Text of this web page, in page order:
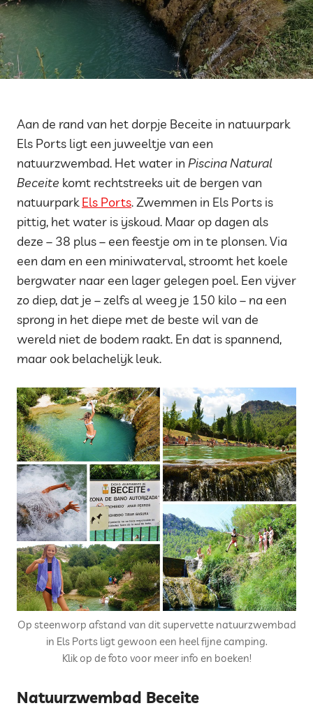
Aan de rand van het dorpje Beceite in natuurpark
Els Ports ligt een juweeltje van een
natuurzwembad. Het water in Piscina Natural
Beceite komt rechtstreeks uit de bergen van
natuurparkEls Ports. Zwemmen in Els Ports is
pittig, het water is ijskoud. Maar op dagen als
deze – 38 plus – een feestje om in te plonsen. Via
een dam en een miniwaterval, stroomt het koele
bergwater naar een lager gelegen poel. Een vijver
zo diep, dat je – zelfs al weeg je 150 kilo – na een
sprong in het diepe met de beste wil van de
wereld niet de bodem raakt. En dat is spannend,
maar ook belachelijk leuk.
Op steenworp afstand van dit supervette natuurzwembad
in Els Ports ligt gewoon een heel fijne camping.
Klik op de foto voor meer info en boeken!
Natuurzwembad Beceite